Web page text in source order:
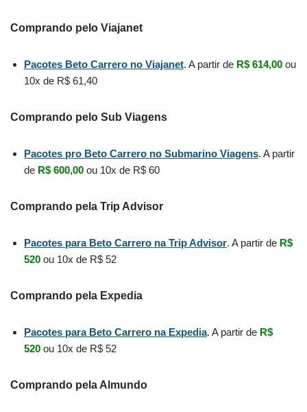
Comprando pelo Viajanet
Pacotes Beto Carrero no Viajanet. A partir de R$ 614,00 ou
10x de R$ 61,40
Comprando pelo Sub Viagens
Pacotes pro Beto Carrero no Submarino Viagens. A partir
de R$ 600,00 ou 10x de R$ 60
Comprando pela Trip Advisor
Pacotes para Beto Carrero na Trip Advisor. A partir de R$
520 ou 10x de R$ 52
Comprando pela Expedia
Pacotes para Beto Carrero na Expedia. A partir de R$
520 ou 10x de R$ 52
Comprando pela Almundo